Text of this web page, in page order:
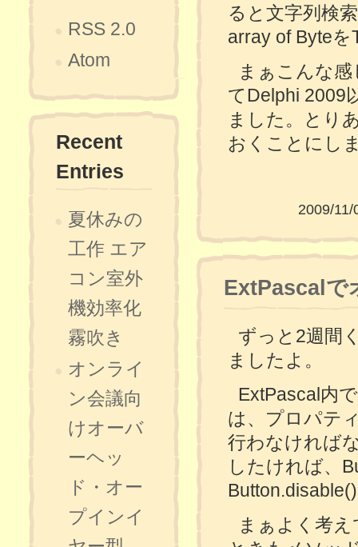
ると文字列検
array of Byte
まぁこんな
てDelphi 2009
ました。とり
おくことにし
2009/
ExtPascalで
ずっと2週間
ましたよ。
ExtPascal内
は、プロパテ
行わなければ
したければ、
まぁよく考
RSS 2.0
Atom
Recent
Entries
夏休みの
工作 エア
コン室外
機効率化
霧吹き
オンライ
ン会議向
けオーバ
ーヘッ
ド・オー
プインイ